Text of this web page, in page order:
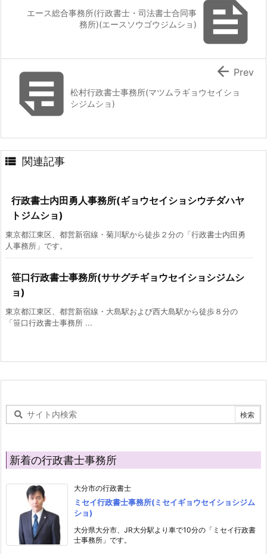

エース総合事務所(行政書士・司法書士合同事
務所)(エースソウゴウジムショ)
松村行政書士事務所(マツムラギョウセイショ
シジムショ)
 Prev
 関連記事
行政書士内田勇人事務所(ギョウセイショシウチダハヤ
トジムショ)
東京都江東区、都営新宿線・菊川駅から徒歩２分の「行政書士内田勇
人事務所」です。
笹口行政書士事務所(ササグチギョウセイショシジムシ
ョ)
東京都江東区、都営新宿線・大島駅および西大島駅から徒歩８分の
「笹口行政書士事務所 ...
新着の行政書士事務所
大分市の行政書士
ミセイ行政書士事務所(ミセイギョウセイショシジム
ショ)
大分県大分市、JR大分駅より車で10分の「ミセイ行政書
士事務所」です。